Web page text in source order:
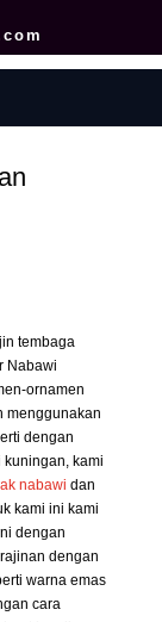
tembaga
Nabawi
ornamen
menggunakan
dengan
kami
nabawi dan
kami ini kami
dengan
dengan
warna emas
cara